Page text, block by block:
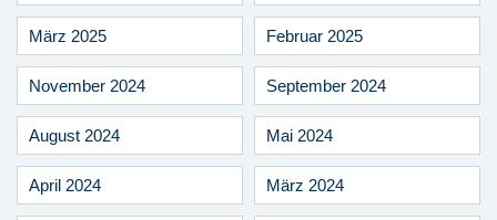
März 2025 Februar 2025
November 2024 September 2024
August 2024 Mai 2024
April 2024 März 2024